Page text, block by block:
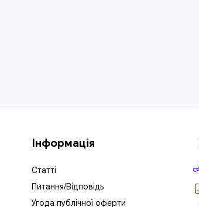
Інформація
Статті
Питання/Відповідь
Угода публічної оферти